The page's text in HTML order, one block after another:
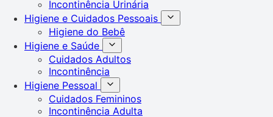
Incontinência Urinária
Higiene e Cuidados Pessoais
Higiene do Bebê
Higiene e Saúde
Cuidados Adultos
Incontinência
Higiene Pessoal
Cuidados Femininos
Incontinência Adulta